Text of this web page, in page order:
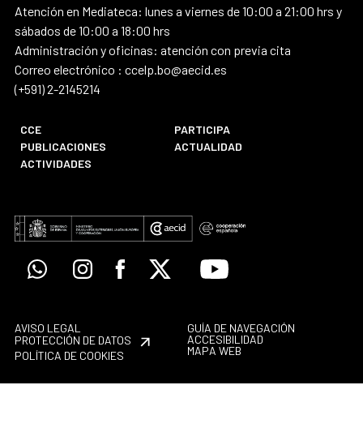
Atención en Mediateca: lunes a viernes de 10:00 a 21:00 hrs y
sábados de 10:00 a 18:00 hrs
Administración y oficinas: atención con previa cita
Correo electrónico : ccelp.bo@aecid.es
(+591) 2-2145214
CCE
PARTICIPA
PUBLICACIONES
ACTUALIDAD
ACTIVIDADES
WhatsappInstagramFacebook
X Youtube
AVISO LEGAL
PROTECCIÓN DE DATOS
POLÍTICA DE COOKIES
GUÍA DE NAVEGACIÓN
ACCESIBILIDAD
MAPA WEB